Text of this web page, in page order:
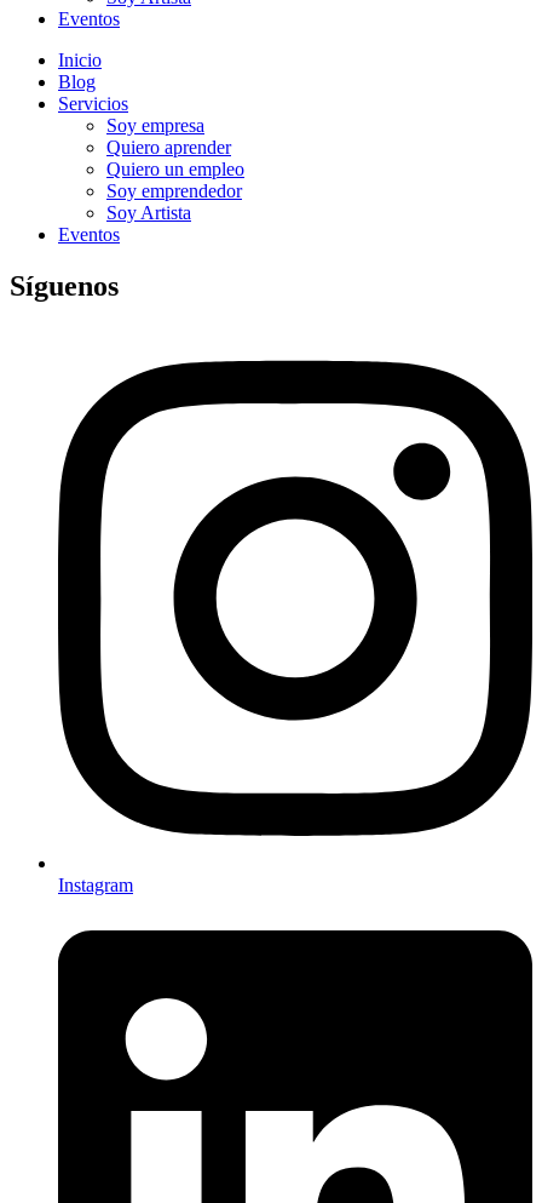
Eventos
Inicio
Blog
Servicios
Soy empresa
Quiero aprender
Quiero un empleo
Soy emprendedor
Soy Artista
Eventos
Síguenos
Instagram